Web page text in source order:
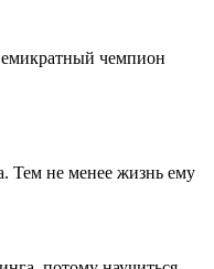
чемпион
Тем не менее жизнь ему